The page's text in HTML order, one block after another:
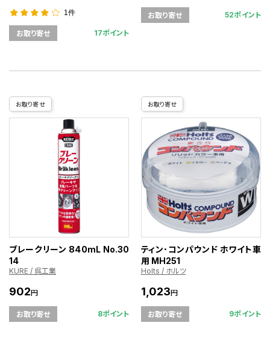
1件
お取り寄せ 17ポイント
お取り寄せ 52ポイント
お取り寄せ
ブレークリーン 840mL No.30
14
KURE / 呉工業
902円
お取り寄せ 8ポイント
お取り寄せ
ティン･コンパウンド ホワイト車
用 MH251
Holts / ホルツ
1,023円
お取り寄せ 9ポイント